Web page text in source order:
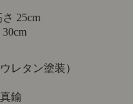
25cm
レタン塗装）
鍮